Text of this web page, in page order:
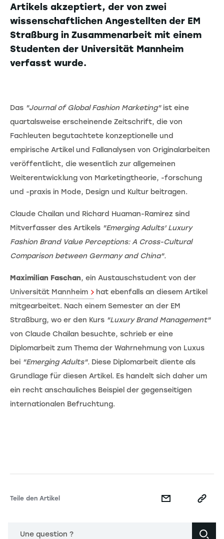
Artikels akzeptiert, der von zwei
wissenschaftlichen Angestellten der EM
Straßburg in Zusammenarbeit mit einem
Studenten der Universität Mannheim
verfasst wurde.
Das "Journal of Global Fashion Marketing"ist eine
quartalsweise erscheinende Zeitschrift, die von
Fachleuten begutachtete konzeptionelle und
empirische Artikel und Fallanalysen von Originalarbeiten
veröffentlicht, die wesentlich zur allgemeinen
Weiterentwicklung von Marketingtheorie, -forschung
und -praxis in Mode, Design und Kultur beitragen.
Claude Chailan und Richard Huaman-Ramirez sind
Mitverfasser des Artikels "Emerging Adults' Luxury
Fashion Brand Value Perceptions: A Cross-Cultural
Comparison between Germany and China".
Maximilian Faschan, ein Austauschstudent von der
Universität Mannheim
hat ebenfalls an diesem Artikel
mitgearbeitet. Nach einem Semester an der EM
Straßburg, wo er den Kurs "Luxury Brand Management"
von Claude Chailan besuchte, schrieb er eine
Diplomarbeit zum Thema der Wahrnehmung von Luxus
bei "Emerging Adults". Diese Diplomarbeit diente als
Grundlage für diesen Artikel. Es handelt sich daher um
ein recht anschauliches Beispiel der gegenseitigen
internationalen Befruchtung.
Teile den Artikel
Une question ?